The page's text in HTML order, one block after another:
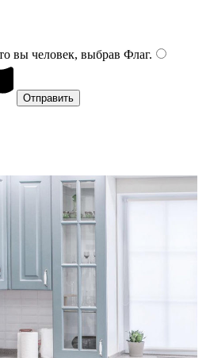
вы человек, выбрав Флаг.